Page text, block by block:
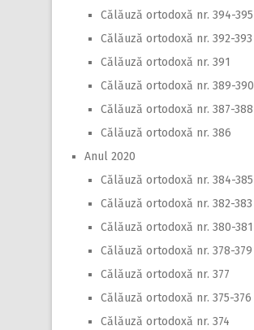
Călăuză ortodoxă nr. 394-395
Călăuză ortodoxă nr. 392-393
Călăuză ortodoxă nr. 391
Călăuză ortodoxă nr. 389-390
Călăuză ortodoxă nr. 387-388
Călăuză ortodoxă nr. 386
Anul 2020
Călăuză ortodoxă nr. 384-385
Călăuză ortodoxă nr. 382-383
Călăuză ortodoxă nr. 380-381
Călăuză ortodoxă nr. 378-379
Călăuză ortodoxă nr. 377
Călăuză ortodoxă nr. 375-376
Călăuză ortodoxă nr. 374